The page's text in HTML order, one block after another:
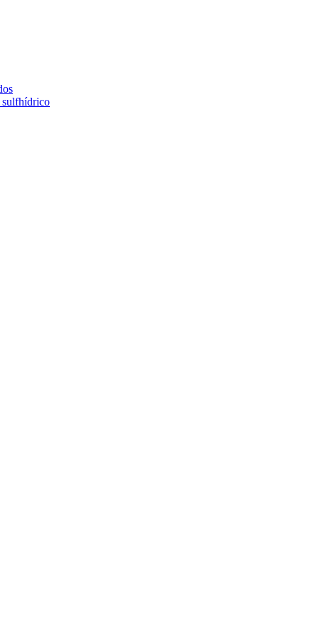
sulfhídrico